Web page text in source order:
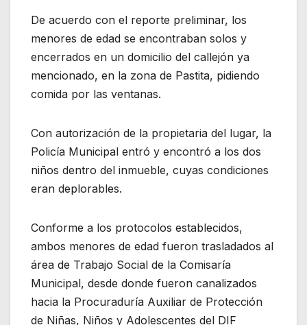
De acuerdo con el reporte preliminar, los
menores de edad se encontraban solos y
encerrados en un domicilio del callejón ya
mencionado, en la zona de Pastita, pidiendo
comida por las ventanas.
Con autorización de la propietaria del lugar, la
Policía Municipal entró y encontró a los dos
niños dentro del inmueble, cuyas condiciones
eran deplorables.
Conforme a los protocolos establecidos,
ambos menores de edad fueron trasladados al
área de Trabajo Social de la Comisaría
Municipal, desde donde fueron canalizados
hacia la Procuraduría Auxiliar de Protección
de Niñas, Niños y Adolescentes del DIF